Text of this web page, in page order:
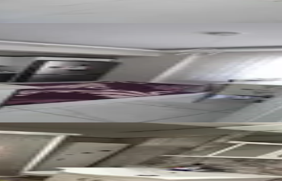
Ma Geniş Ve Ferah 2+1 Daire
Satılık 2+1 Daire